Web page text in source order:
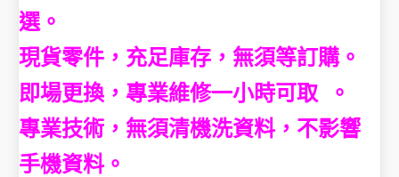
選。
現貨零件，充足庫存，無須等訂購。
即場更換，專業維修一小時可取 。
專業技術，無須清機洗資料，不影響
手機資料。